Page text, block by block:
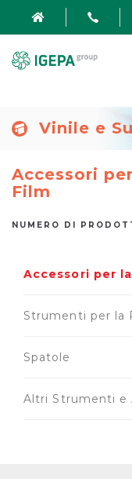
Vinile e
Accessori
Film
NUMERO DI
Accessori per
Strumenti per la
Spatole
Altri Strumenti e